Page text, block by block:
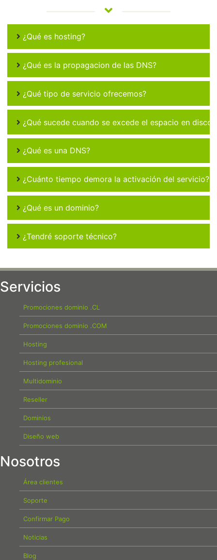
¿Qué es hosting?
¿Qué es la propagacion de las DNS?
¿Qué tipo de servicio ofrecemos?
¿Qué sucede cuando se excede el espacio en disco
¿Qué es una DNS?
¿Cuánto tiempo demora la activación del servicio?
¿Qué es un dominio?
¿Tendré soporte técnico?
Servicios
Promociones dominio .CL
Promociones dominio .COM
Hosting
Hosting profesional
Multidominio
Reseller
Dominios
Diseño web
Nosotros
Área clientes
Soporte
Confirmar Pago
Noticias
Blog